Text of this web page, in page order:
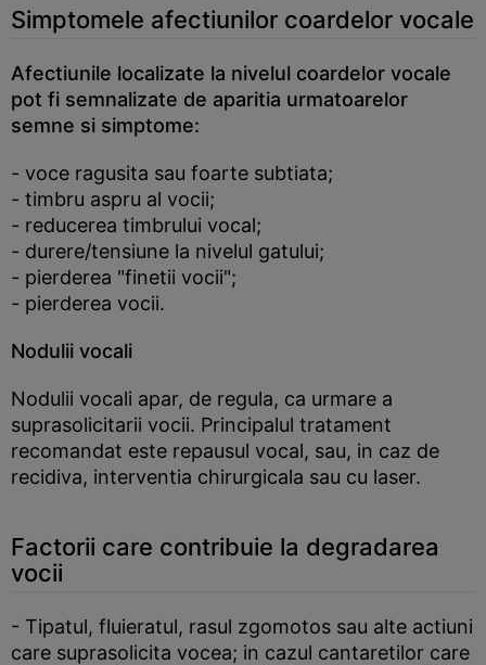
Simptomele afectiunilor coardelor vocale
Afectiunile localizate la nivelul coardelor vocale
pot fi semnalizate de aparitia urmatoarelor
semne si simptome:
- voce ragusita sau foarte subtiata;
- timbru aspru al vocii;
- reducerea timbrului vocal;
- durere/tensiune la nivelul gatului;
- pierderea "finetii vocii";
- pierderea vocii.
Nodulii vocali
Nodulii vocali apar, de regula, ca urmare a
suprasolicitarii vocii. Principalul tratament
recomandat este repausul vocal, sau, in caz de
recidiva, interventia chirurgicala sau cu laser.
Factorii care contribuie la degradarea
vocii
- Tipatul, fluieratul, rasul zgomotos sau alte actiuni
care suprasolicita vocea; in cazul cantaretilor care